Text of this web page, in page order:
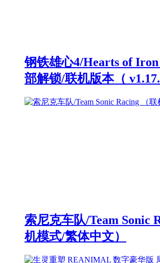
钢铁雄心4/Hearts of
部解锁/联机版本（
索尼克车队/Team Sonic
机模式/繁体中文）